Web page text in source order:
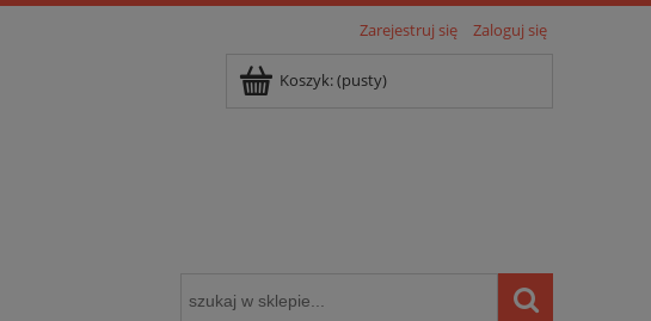
Zarejestruj się Zaloguj się
Koszyk:(pusty)